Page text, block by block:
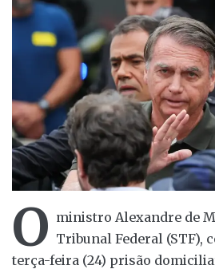
O ministro Alexandre de
Tribunal Federal (STF),
terça-feira (24) prisão